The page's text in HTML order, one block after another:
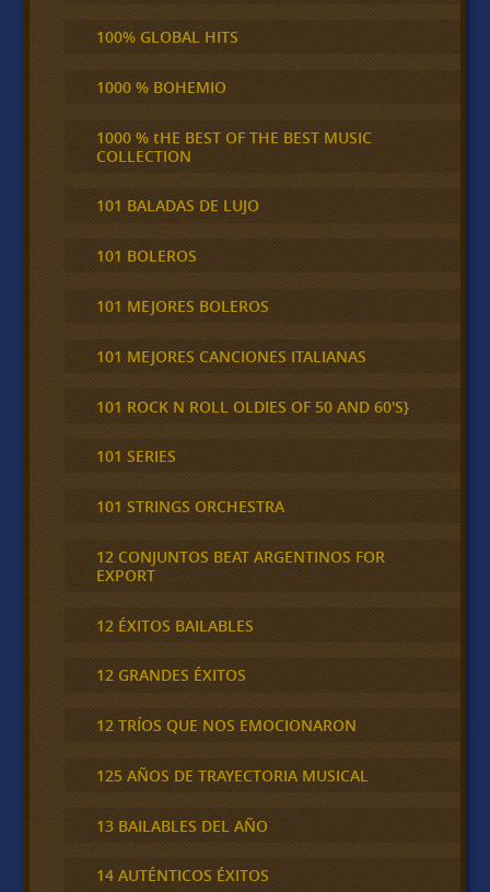
100% GLOBAL HITS
1000 % BOHEMIO
1000 % tHE BEST OF THE BEST MUSIC
COLLECTION
101 BALADAS DE LUJO
101 BOLEROS
101 MEJORES BOLEROS
101 MEJORES CANCIONES ITALIANAS
101 ROCK N ROLL OLDIES OF 50 AND 60'S}
101 SERIES
101 STRINGS ORCHESTRA
12 CONJUNTOS BEAT ARGENTINOS FOR
EXPORT
12 ÉXITOS BAILABLES
12 GRANDES ÉXITOS
12 TRÍOS QUE NOS EMOCIONARON
125 AÑOS DE TRAYECTORIA MUSICAL
13 BAILABLES DEL AÑO
14 AUTÉNTICOS ÉXITOS